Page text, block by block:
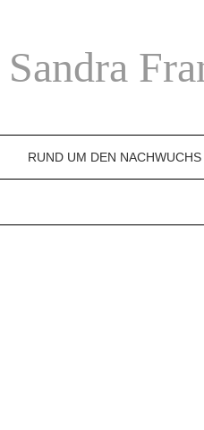
Sandra
RUND UM DEN NACHWUCHS